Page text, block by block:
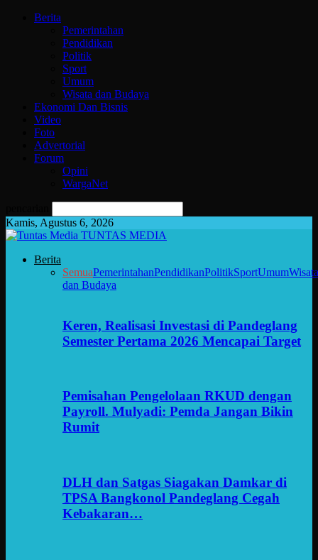
Berita
Pemerintahan
Pendidikan
Politik
Sport
Umum
Wisata dan Budaya
Ekonomi Dan Bisnis
Video
Foto
Advertorial
Forum
Opini
WargaNet
Kamis, Agustus 6, 2026
TUNTAS MEDIA
Berita
SemuaPemerintahanPendidikanPolitikSportUmumWisata
dan Budaya
Keren, Realisasi Investasi di Pandeglang
Semester Pertama 2026 Mencapai Target
Pemisahan Pengelolaan RKUD dengan
Payroll. Mulyadi: Pemda Jangan Bikin
Rumit
DLH dan Satgas Siagakan Damkar di
TPSA Bangkonol Pandeglang Cegah
Kebakaran…